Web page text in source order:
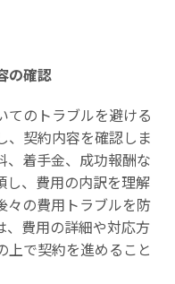
の確認
てのトラブルを避ける
、契約内容を確認しま
、着手金、成功報酬な
し、費用の内訳を理解
々の費用トラブルを防
、費用の詳細や対応方
上で契約を進めること